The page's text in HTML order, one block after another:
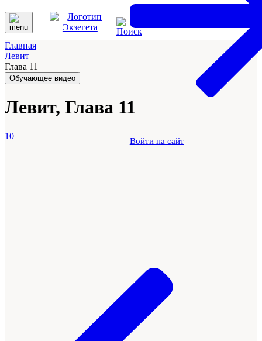
Войти на сайт
Главная
Левит
Глава 11
Обучающее видео
Левит, Глава 11
10